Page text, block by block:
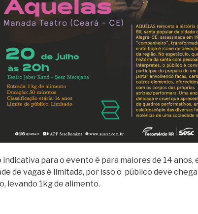
para o evento é para maiores de 14 anos,
de vagas é limitada, por isso o público deve
levando 1kg de alimento.